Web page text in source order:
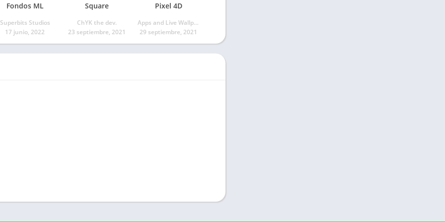
Fondos ML
Superbits Studios
17 junio, 2022
Square
ChYK the dev.
23 septiembre, 2021
Pixel 4D
Apps and Live Wallpapers by HelectronSoft
29 septiembre, 2021